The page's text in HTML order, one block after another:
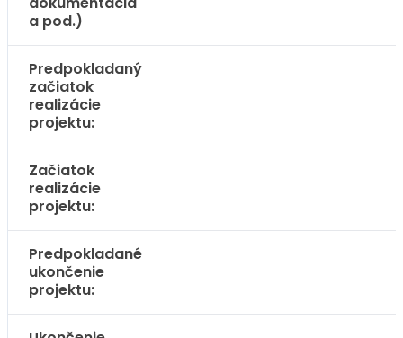
a pod.)
Predpokladaný
začiatok
realizácie
projektu:
Začiatok
realizácie
projektu:
Predpokladané
ukončenie
projektu: